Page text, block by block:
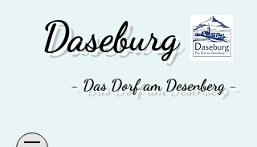
Daseburg
- Das Dorf am Desenberg -